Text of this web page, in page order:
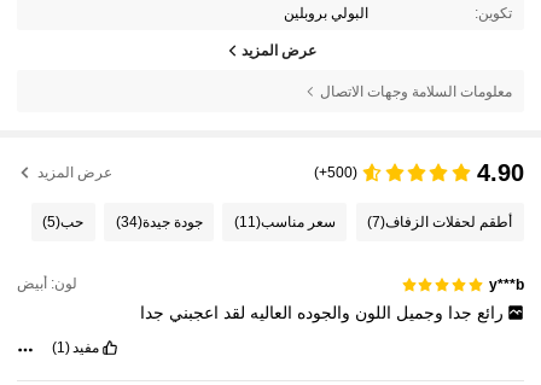
تكوين: البولي بروبلين
عرض المزيد
معلومات السلامة وجهات الاتصال
4.90
(500+) عرض المزيد
أطقم لحفلات الزفاف(7) سعر مناسب(11) جودة جيدة(34) حب(5)
y***b لون: أبيض
رائع جدا وجميل اللون والجوده العاليه لقد اعجبني جدا
مفيد (1)